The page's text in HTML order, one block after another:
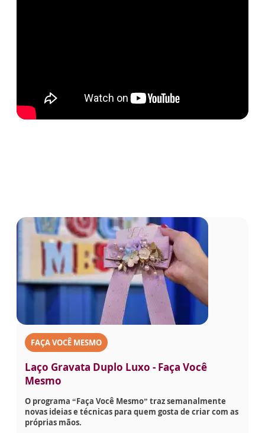
FAÇA VOCÊ MESMO
Laço Gravata Duplo Luxo - Faça Você
Mesmo
O programa “Faça Você Mesmo” traz semanalmente
novas ideias e técnicas para quem gosta de criar com as
próprias mãos.